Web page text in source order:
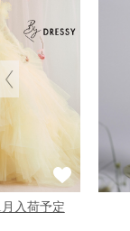
入荷予定